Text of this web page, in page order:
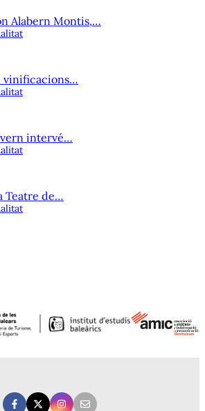
Alabern Montis,…
vinificacions…
intervé…
Teatre de…